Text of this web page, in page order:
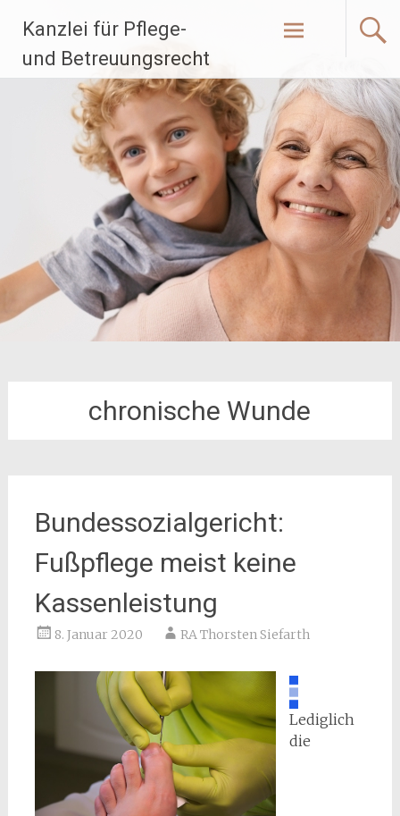
Inhalt
springen
Kanzlei für Pflege-
und Betreuungsrecht
chronische Wunde
Bundessozialgericht:
Fußpflege meist keine
Kassenleistung
8. Januar 2020 RA Thorsten Siefarth
Lediglich
die